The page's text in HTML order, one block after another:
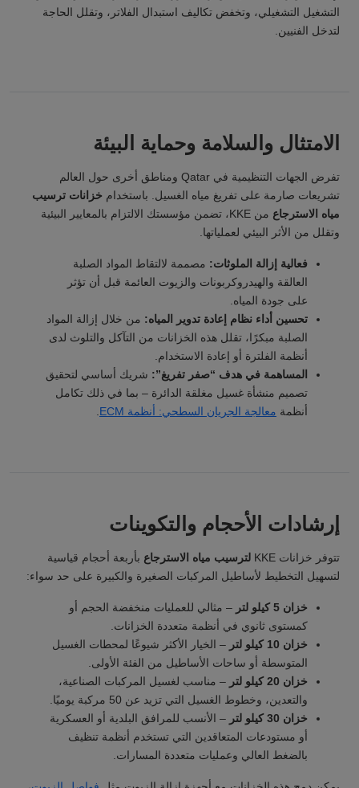
التشغيل التشغيلي، وتخفض تكاليف استبدال الفلاتر، وتقلل الحاجة
لتدخل الفنيين.
الامتثال والسلامة وحماية البيئة
تفرض الجهات التنظيمية في Qatar ومناطق أخرى حول العالم
تشريعات صارمة على تفريغ مياه الغسيل. باستخدام خزانات ترسيب
مياه الاسترجاع
من KKE، تضمن مؤسستك الالتزام بالمعايير البيئية
وتقلل من الأثر البيئي لعملياتها.
فعالية إزالة الملوثات: مصممة لالتقاط المواد الصلبة
العالقة والهيدروكربونات والزيوت العائمة قبل أن تؤثر
على جودة المياه.
تحسين أداء نظام إعادة تدوير المياه: من خلال إزالة المواد
الصلبة مبكرًا، تقلل هذه الخزانات من التآكل والتلوث لدى
أنظمة الفلترة أو إعادة الاستخدام.
المساهمة في هدف “صفر تفريغ”: شريك أساسي لتحقيق
تصميم منشأة غسيل مغلقة الدائرة – بما في ذلك تكامل
أنظمة معالجة الجريان السطحي: أنظمة ECM
إرشادات الأحجام والتكوينات
تتوفر خزانات KKE لترسيب مياه الاسترجاع بأربعة أحجام قياسية
لتسهيل التخطيط لأساطيل المركبات الصغيرة والكبيرة على حد سواء:
خزان 5 كيلو لتر
– مثالي للعمليات منخفضة الحجم أو
كمستوى ثانوي في أنظمة متعددة الخزانات.
خزان 10 كيلو لتر
– الخيار الأكثر شيوعًا لمحطات الغسيل
المتوسطة أو ساحات الأساطيل من الفئة الأولى.
خزان 20 كيلو لتر
– مناسب لغسيل المركبات الصناعية،
والتعدين، وخطوط الغسيل التي تزيد عن 50 مركبة يوميًا.
خزان 30 كيلو لتر
– الأنسب للمرافق البلدية أو العسكرية
أو مستودعات المتعاقدين التي تستخدم أنظمة تنظيف
بالضغط العالي وعمليات متعددة المسارات.